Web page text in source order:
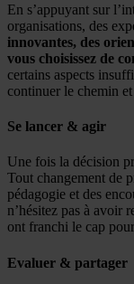
En s’appuyant sur
organisations, des
innovantes, des
vous choisissez de
certains aspects
continuer le chemin
Se lancer & agir
Une fois la décision
Tout changement de
pédagogie et des
n’hésitez pas à avoir
ont franchi le cap
Evaluer & partager